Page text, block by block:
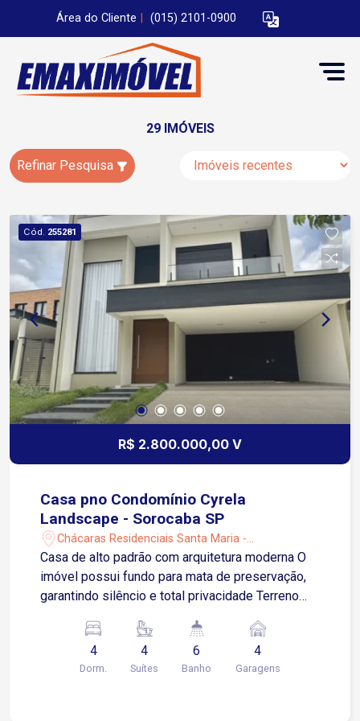
Área do Cliente (015) 2101-0900
29 IMÓVEIS
Refinar Pesquisa
Cód. 255281
R$ 2.800.000,00 V
Casa pno Condomínio Cyrela
Landscape - Sorocaba SP
Chácaras Residenciais Santa Maria -
Votorantim/SP
Casa de alto padrão com arquitetura moderna O
imóvel possui fundo para mata de preservação,
garantindo silêncio e total privacidade Terreno
amplas, sendo 1 suíte no térreo ideal para
escritório, quarto de hóspedes ou dormitório com
acessibilidade Suíte master com closet e vista
4
Dorm.
4
Suítes
6
Banho
4
Garagens